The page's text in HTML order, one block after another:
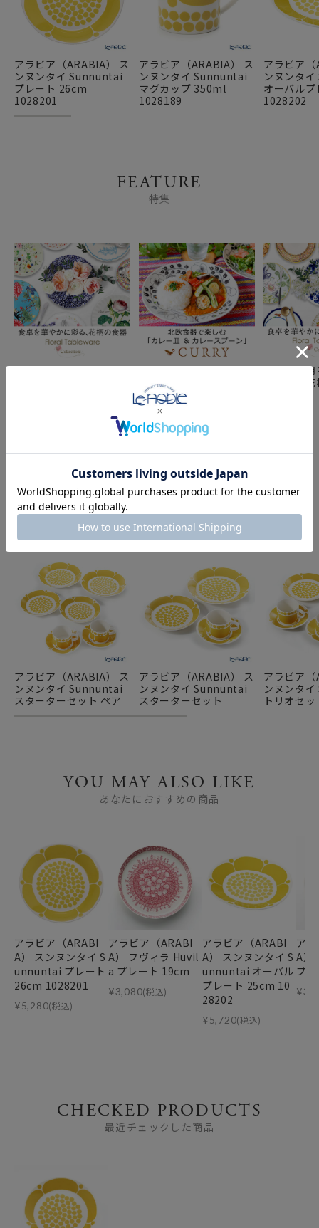
アラビア（ARABIA） ス
ンヌンタイ Sunnuntai
プレート 26cm
1028201
アラビア（ARABIA） ス
ンヌンタイ Sunnuntai
マグカップ 350ml
1028189
アラビア
ンヌンタ
オーバル
1028202
FEATURE
特集
食卓にも明るく花のある
カレーアイテム特集
（curry）
食卓にも
生活を 花
COMPONENT PRODUCTS
このセットの構成商品
アラビア（ARABIA） ス
ンヌンタイ Sunnuntai
スターターセット ペア
アラビア（ARABIA） ス
ンヌンタイ Sunnuntai
スターターセット
アラビア
ンヌンタ
トリオセ
YOU MAY ALSO LIKE
あなたにおすすめの商品
アラビア（ARABI
A） スンヌンタイ S
unnuntai プレート
26cm 1028201
¥5,280(税込)
アラビア（ARABI
A） フヴィラ Huvil
a プレート 19cm
¥3,080(税込)
アラビア（ARABI
A） スンヌンタイ S
unnuntai オーバル
プレート 25cm 10
28202
¥5,720(税込)
ア
A）
プ
¥
CHECKED PRODUCTS
最近チェックした商品